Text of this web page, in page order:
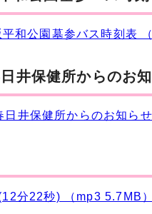
和公園墓参バス時刻表
井保健所からのお
日井保健所からのお知ら
分22秒) （mp3 5.7MB）